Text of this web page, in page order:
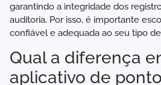
garantindo a integridade dos
auditoria. Por isso, é importante
confiável e adequada ao seu tipo
Qual a diferença
aplicativo de